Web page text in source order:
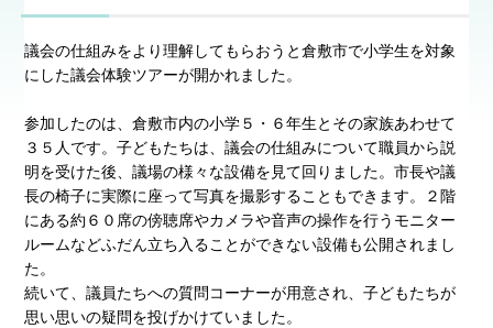
議会の仕組みをより理解してもらおうと倉敷市で小学生を対象
にした議会体験ツアーが開かれました。
参加したのは、倉敷市内の小学５・６年生とその家族あわせて
３５人です。子どもたちは、議会の仕組みについて職員から説
明を受けた後、議場の様々な設備を見て回りました。市長や議
長の椅子に実際に座って写真を撮影することもできます。２階
にある約６０席の傍聴席やカメラや音声の操作を行うモニター
ルームなどふだん立ち入ることができない設備も公開されまし
た。
続いて、議員たちへの質問コーナーが用意され、子どもたちが
思い思いの疑問を投げかけていました。